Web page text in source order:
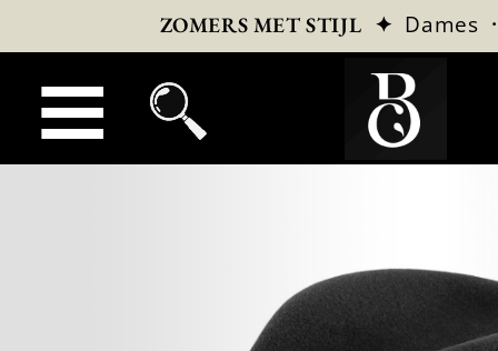
ZOMERS MET STIJL ✦ Dames